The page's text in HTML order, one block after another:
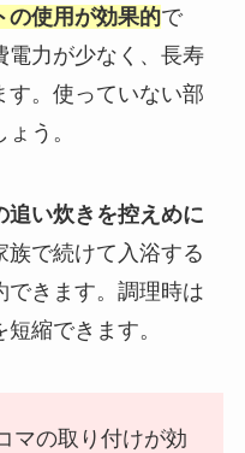
の使用が効果的で
電力が少なく、長寿
す。使っていない部
う。
追い炊きを控えめに
族で続けて入浴する
できます。調理時は
縮できます。
マの取り付けが効